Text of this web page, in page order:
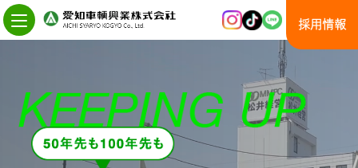
Skip
to
the
採用情報